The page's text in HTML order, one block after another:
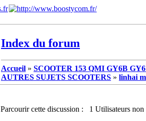
Index du forum
Accueil » SCOOTER 153 QMI GY6B
AUTRES SUJETS SCOOTERS » linhai
Parcourir cette discussion : 1 Utilisateurs non